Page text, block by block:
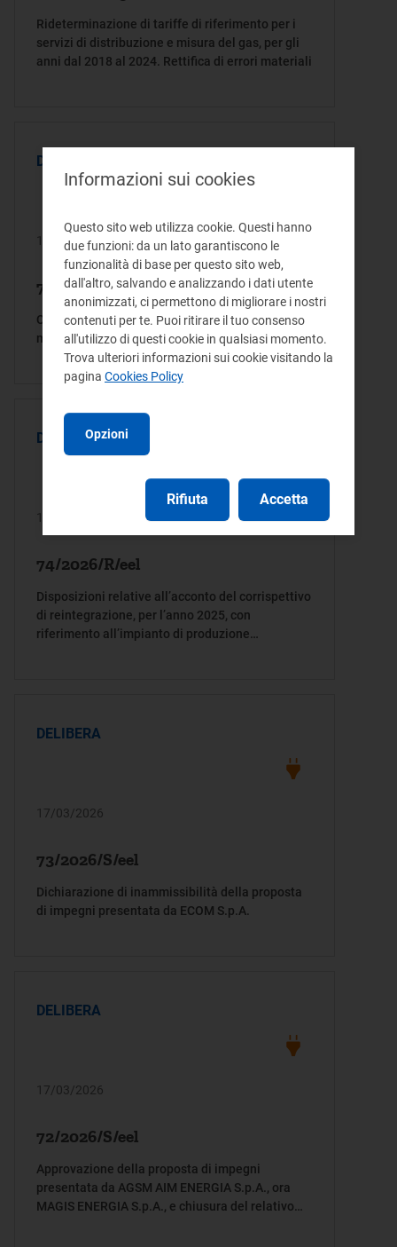
Rideterminazione di tariffe di riferimento per i
servizi di distribuzione e misura del gas, per gli
anni dal 2018 al 2024. Rettifica di errori materiali
DELIBERA
17/03/2026
75/2026/R/gas
Censimento e prime disposizioni urgenti in
materia di reti interne d’utenza del gas naturale
DELIBERA
17/03/2026
74/2026/R/eel
Disposizioni relative all’acconto del corrispettivo
di reintegrazione, per l’anno 2025, con
riferimento all’impianto di produzione
DELIBERA
17/03/2026
73/2026/S/eel
Dichiarazione di inammissibilità della proposta
di impegni presentata da ECOM S.p.A.
DELIBERA
17/03/2026
72/2026/S/eel
Approvazione della proposta di impegni
presentata da AGSM AIM ENERGIA S.p.A., ora
MAGIS ENERGIA S.p.A., e chiusura del relativo
Informazioni sui cookies
Questo sito web utilizza cookie. Questi hanno
due funzioni: da un lato garantiscono le
funzionalità di base per questo sito web,
dall'altro, salvando e analizzando i dati utente
anonimizzati, ci permettono di migliorare i nostri
contenuti per te. Puoi ritirare il tuo consenso
all'utilizzo di questi cookie in qualsiasi momento.
Trova ulteriori informazioni sui cookie visitando la
pagina Cookies Policy
Opzioni
Rifiuta Accetta